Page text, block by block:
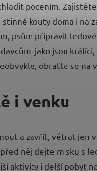
pocením.
kouty doma i na
psům připravit
jako jsou
obraťte se na
i venku
a zavřít, větrat jen
něj dejte misku s
aktivity i delší pobyt